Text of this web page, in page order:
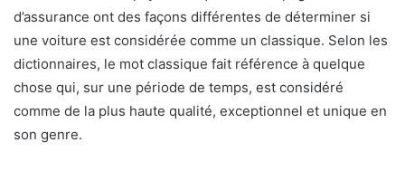
d’assurance ont des façons différentes de déterminer si
une voiture est considérée comme un classique. Selon les
dictionnaires, le mot classique fait référence à quelque
chose qui, sur une période de temps, est considéré
comme de la plus haute qualité, exceptionnel et unique en
son genre.